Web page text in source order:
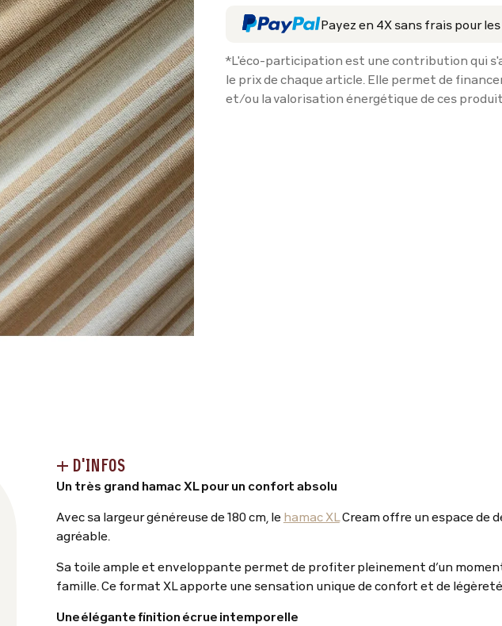
Payez en 4X sans frais pour
*L'éco-participation est une contribution qui
le prix de chaque article. Elle permet de
et/ou la valorisation énergétique de ces
+ D'INFOS
Un très grand hamac XL pour un confort absolu
Avec sa largeur généreuse de 180 cm, le hamac XLCream offre un espace de
agréable.
Sa toile ample et enveloppante permet de profiter pleinement d’un
famille. Ce format XL apporte une sensation unique de confort et de
Une élégante finition écrue intemporelle